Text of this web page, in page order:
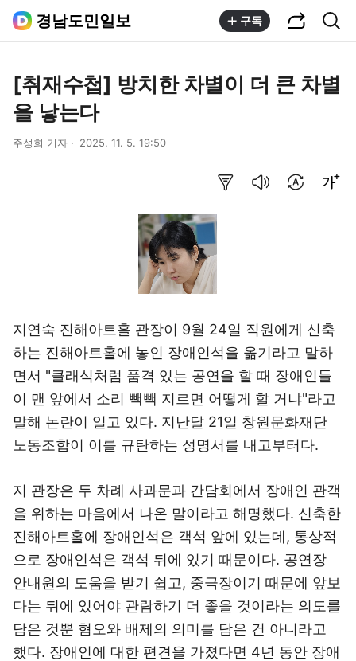
경남도민일보 구독
[취재수첩] 방치한 차별이 더 큰 차별
을 낳는다
주성희 기자 2025. 11. 5. 19:50
지연숙 진해아트홀 관장이 9월 24일 직원에게 신축
하는 진해아트홀에 놓인 장애인석을 옮기라고 말하
면서 "클래식처럼 품격 있는 공연을 할 때 장애인들
이 맨 앞에서 소리 빽빽 지르면 어떻게 할 거냐"라고
말해 논란이 일고 있다. 지난달 21일 창원문화재단
노동조합이 이를 규탄하는 성명서를 내고부터다.
지 관장은 두 차례 사과문과 간담회에서 장애인 관객
을 위하는 마음에서 나온 말이라고 해명했다. 신축한
진해아트홀에 장애인석은 객석 앞에 있는데, 통상적
으로 장애인석은 객석 뒤에 있기 때문이다. 공연장
안내원의 도움을 받기 쉽고, 중극장이기 때문에 앞보
다는 뒤에 있어야 관람하기 더 좋을 것이라는 의도를
담은 것뿐 혐오와 배제의 의미를 담은 건 아니라고
했다. 장애인에 대한 편견을 가졌다면 4년 동안 장애